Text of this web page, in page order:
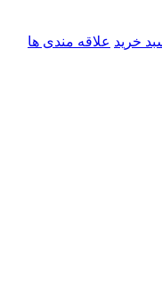
خرید علاقه مندی ها